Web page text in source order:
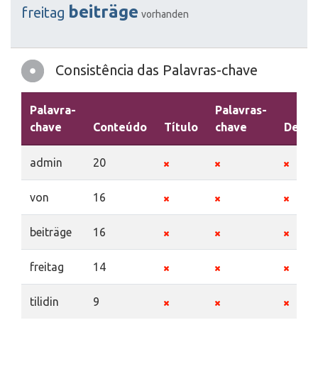
freitag beiträge vorhanden
Consistência das Palavras-chave
Palavra-
chave
Conteúdo Título
Palavras-
chave
admin 20
von 16
beiträge 16
freitag 14
tilidin 9